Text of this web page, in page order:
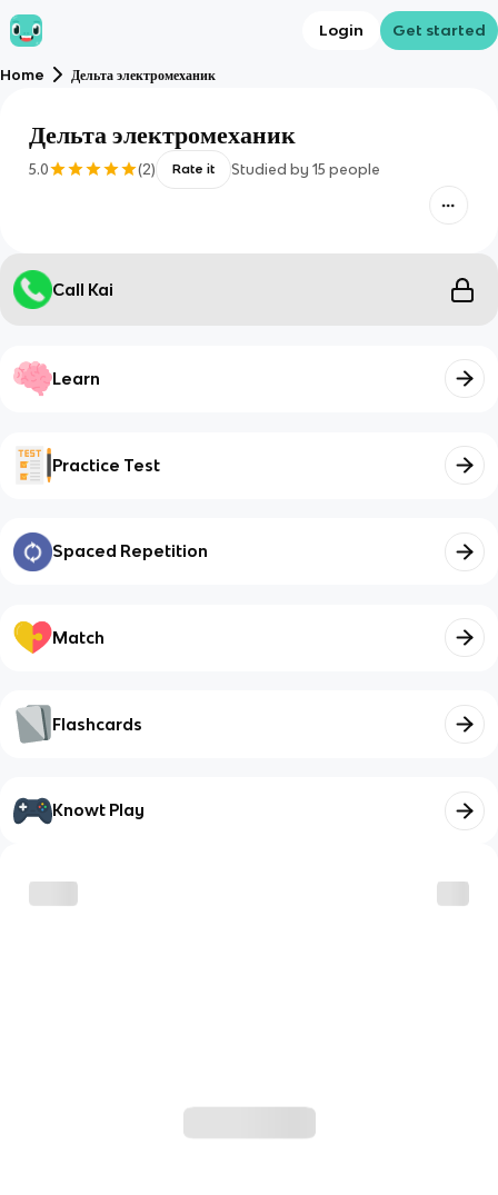
Login Get started
Home Дельта электромеханик
Дельта электромеханик
5.0 (2) Rate it Studied by 15 people
Call Kai
Learn
Practice Test
Spaced Repetition
Match
Flashcards
Knowt Play